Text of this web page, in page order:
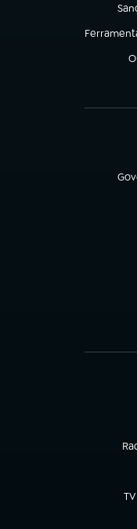
(abre em